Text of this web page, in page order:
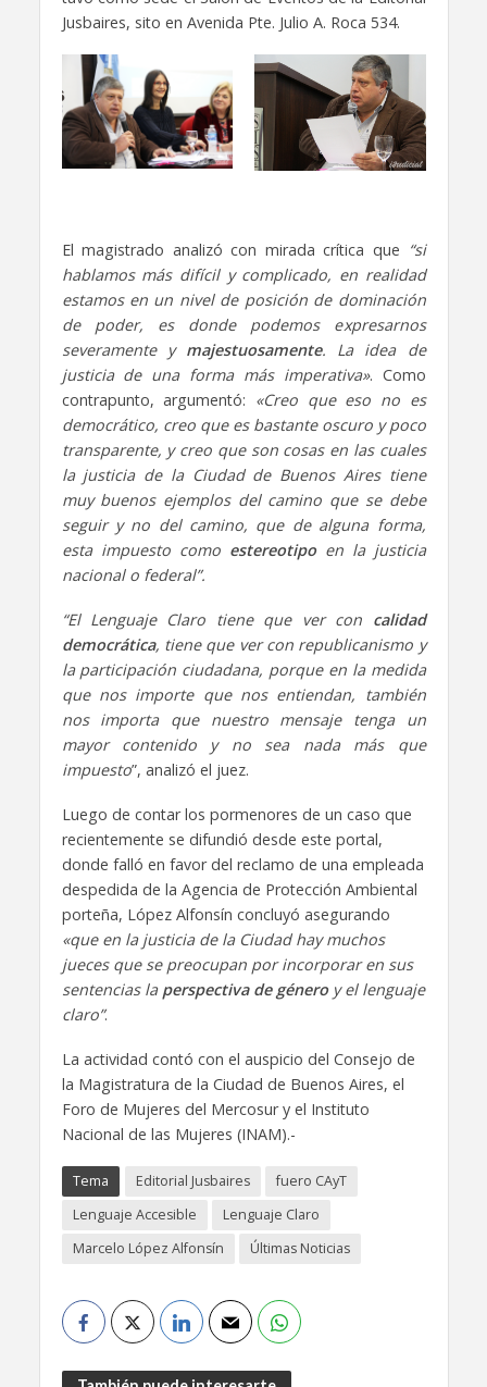
Jusbaires, sito en Avenida Pte. Julio A. Roca 534.
El magistrado analizó con mirada crítica que “si
hablamos más difícil y complicado, en realidad
estamos en un nivel de posición de dominación
de poder, es donde podemos expresarnos
severamente y majestuosamente. La idea de
justicia de una forma más imperativa». Como
contrapunto, argumentó: «Creo que eso no es
democrático, creo que es bastante oscuro y poco
transparente, y creo que son cosas en las cuales
la justicia de la Ciudad de Buenos Aires tiene
muy buenos ejemplos del camino que se debe
seguir y no del camino, que de alguna forma,
esta impuesto comoestereotipoen la justicia
nacional o federal”.
“El Lenguaje Claro tiene que ver con calidad
democrática, tiene que ver con republicanismo y
la participación ciudadana, porque en la medida
que nos importe que nos entiendan, también
nos importa que nuestro mensaje tenga un
mayor contenido y no sea nada más que
impuesto”, analizó el juez.
Luego de contar los pormenores de un caso que
recientemente se difundió desde este portal,
donde falló en favor del reclamo de una empleada
despedida de la Agencia de Protección Ambiental
porteña, López Alfonsín concluyó asegurando
«que en la justicia de la Ciudad hay muchos
jueces que se preocupan por incorporar en sus
sentencias la perspectiva de géneroy el lenguaje
claro”.
La actividad contó con el auspicio del Consejo de
la Magistratura de la Ciudad de Buenos Aires, el
Foro de Mujeres del Mercosur y el Instituto
Nacional de las Mujeres (INAM).-
Tema Editorial Jusbaires
fuero CAyT
Lenguaje Accesible
Lenguaje Claro
Marcelo López Alfonsín
Últimas Noticias